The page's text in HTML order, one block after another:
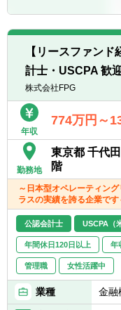
【リースファン
計士・USCPA 歓
株式会社FPG
年収
774万円～
勤務地
東京都 千代
階
～日本型オペレーティン
ラスの実績を誇る企業です
公認会計士 USCPA（
年間休日120日以上 年
管理職 女性活躍中
業種 金融